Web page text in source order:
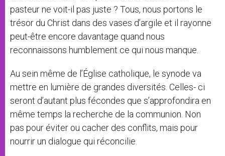
pasteur ne voit-il pas juste ? Tous, nous portons le
trésor du Christ dans des vases d’argile et il rayonne
peut-être encore davantage quand nous
reconnaissons humblement ce qui nous manque.
Au sein même de l’Église catholique, le synode va
mettre en lumière de grandes diversités. Celles- ci
seront d’autant plus fécondes que s’approfondira en
même temps la recherche de la communion. Non
pas pour éviter ou cacher des conflits, mais pour
nourrir un dialogue qui réconcilie.